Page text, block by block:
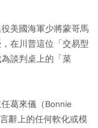
美國海軍少將蒙哥馬
在川普這位「交易型
談判桌上的「菜
葛來儀（Bonnie
辭上的任何軟化或模